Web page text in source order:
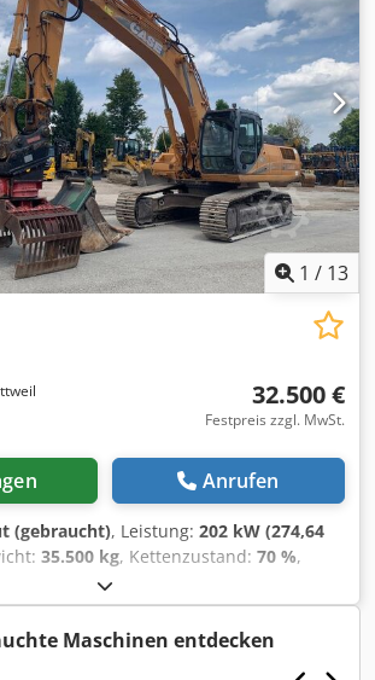
Allradantrieb
1 / 13
32.500 €
Festpreis zzgl. MwSt.
Anrufen
(gebraucht), Leistung: 202 kW (274,64
35.500 kg, Kettenzustand: 70 %,
CX330 Baujahr: 2006 Betriebsstunden:
Kabine Klimaanlage Radio
Standardausleger Stiel : 3.30m
Maschinen entdecken